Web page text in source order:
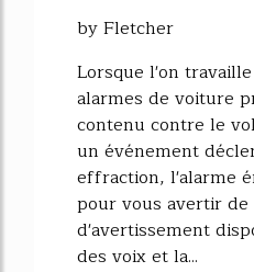
by Fletcher
Lorsque l'on
alarmes de voiture
contenu contre le
un événement
effraction, l'alarme
pour vous avertir
d'avertissement
des voix et la...